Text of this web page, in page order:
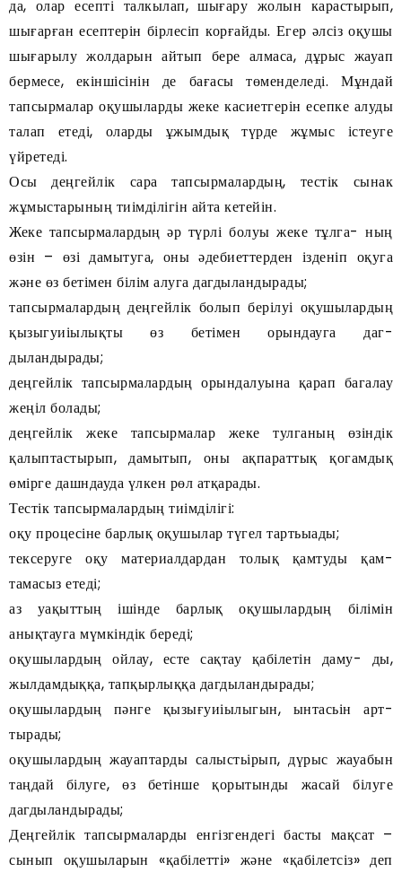
да, олар есепті талкылап, шығару жолын карастырып,
шығарған есептерін бірлесіп корғайды. Егер әлсіз оқушы
шығарылу жолдарын айтып бере алмаса, дұрыс жауап
бермесе, екіншісінін де бағасы төменделеді. Мұндай
тапсырмалар оқушыларды жеке касиетгерін есепке алуды
талап етеді, оларды ұжымдық түрде жұмыс істеуге
үйретеді.
Осы деңгейлік сара тапсырмалардың, тестік сынак
жұмыстарының тиімділігін айта кетейін.
Жеке тапсырмалардың әр түрлі болуы жеке тұлга- ның
өзін – өзі дамытуга, оны әдебиеттерден ізденіп оқуга
және өз бетімен білім алуга дагдыландырады;
тапсырмалардың деңгейлік болып берілуі оқушылардың
қызыгуиіылықты өз бетімен орындауга даг-
дыландырады;
деңгейлік тапсырмалардың орындалуына қарап багалау
жеңіл болады;
деңгейлік жеке тапсырмалар жеке тулганың өзіндік
қалыптастырып, дамытып, оны ақпараттық қогамдық
өмірге дашндауда үлкен рөл атқарады.
Тестік тапсырмалардың тиімділігі:
оқу процесіне барлық оқушылар түгел тартьыады;
тексеруге оқу материалдардан толық қамтуды қам-
тамасыз етеді;
аз уақыттың ішінде барлық оқушылардың білімін
анықтауга мүмкіндік береді;
оқушылардың ойлау, есте сақтау қабілетін даму- ды,
жылдамдыққа, тапқырлыққа дагдыландырады;
оқушылардың пәнге қызығуиіылыгын, ынтасьін арт-
тырады;
оқушылардың жауаптарды салыстьірып, дүрыс жауабын
таңдай білуге, өз бетінше қорытынды жасай білуге
дагдыландырады;
Деңгейлік тапсырмаларды енгізгендегі басты мақсат –
сынып оқушыларын «қабілетті» және «қабілетсіз» деп